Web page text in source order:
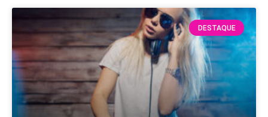
DESTAQUE